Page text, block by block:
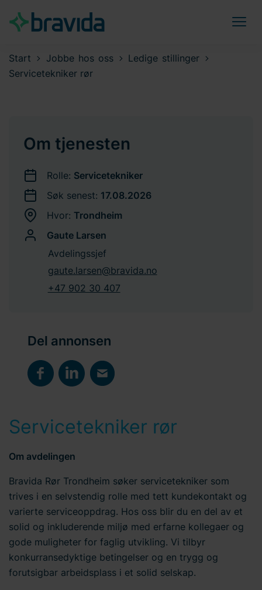
Start Jobbe hos oss
Ledige stillinger
Servicetekniker rør
Om tjenesten
Rolle: Servicetekniker
Søk senest: 17.08.2026
Hvor: Trondheim
Gaute Larsen
Avdelingssjef
gaute.larsen@bravida.no
+47 902 30 407
Del annonsen
Servicetekniker rør
Om avdelingen
Bravida Rør Trondheim søker servicetekniker som
trives i en selvstendig rolle med tett kundekontakt og
varierte serviceoppdrag. Hos oss blir du en del av et
solid og inkluderende miljø med erfarne kollegaer og
gode muligheter for faglig utvikling. Vi tilbyr
konkurransedyktige betingelser og en trygg og
forutsigbar arbeidsplass i et solid selskap.